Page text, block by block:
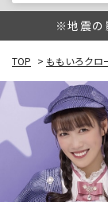
※地震の
TOP > ももいろクロ